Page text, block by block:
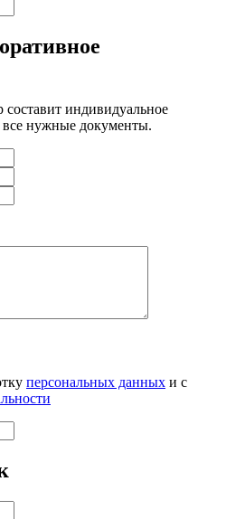
индивидуальное
нужные документы.
персональных данных и с